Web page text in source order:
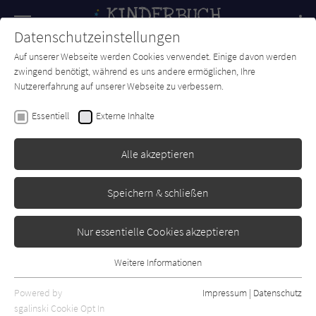
SUCHE Forum Charts Newsletter
Sandra Niermeyer
Standard
Alle Altersgruppen anzeigen
Datenschutzeinstellungen
Auf unserer Webseite werden Cookies verwendet. Einige davon werden
zwingend benötigt, während es uns andere ermöglichen, Ihre
Nutzererfahrung auf unserer Webseite zu verbessern.
Essentiell Externe Inhalte
Alle akzeptieren
Speichern & schließen
Nur essentielle Cookies akzeptieren
Essentielle Cookies werden für grundlegende Funktionen der
Webseite benötigt. Dadurch ist gewährleistet, dass die Webseite
Weitere Informationen
Powered by
sgalinski Cookie Opt In
Impressum | Datenschutz